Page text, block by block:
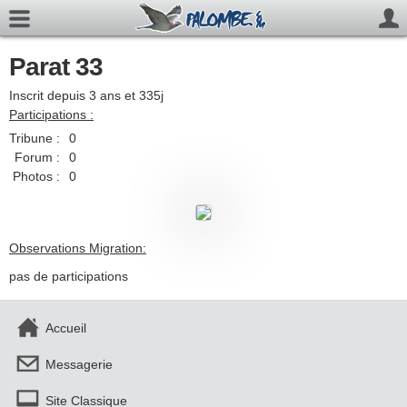
Parat 33
Inscrit depuis 3 ans et 335j
Participations :
Tribune :
0
Forum :
0
Photos :
0
Observations Migration:
pas de participations
Accueil
Messagerie
Site Classique